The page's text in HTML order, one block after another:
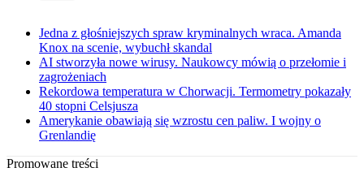
Jedna z głośniejszych spraw kryminalnych wraca. Amanda
Knox na scenie, wybuchł skandal
AI stworzyła nowe wirusy. Naukowcy mówią o przełomie i
zagrożeniach
Rekordowa temperatura w Chorwacji. Termometry pokazały
40 stopni Celsjusza
Amerykanie obawiają się wzrostu cen paliw. I wojny o
Grenlandię
Promowane treści